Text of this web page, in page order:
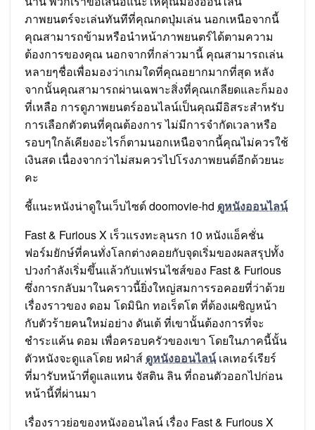
ภาพยนตร์จะเล่นทันทีที่คุณกดปุ่มเล่น นอกเหนือจากนี้
คุณสามารถข้ามหรือนำหน้าภาพยนตร์ได้ตามความ
ต้องการของคุณ นอกจากที่กล่าวมานี้ คุณสามารถเล่น
หลายๆชื่อเพื่อมองว่าเกมใดที่คุณอยากมากที่สุด หลัง
จากนั้นคุณสามารถผ่านเฉพาะสิ่งที่คุณเกลียดและก็มอง
ที่เหลือ การดูภาพยนตร์ออนไลน์เป็นคุณมีอิสระสำหรับ
การเลือกตัวตนที่คุณต้องการ ไม่มีการจำกัดเวลาหรือ
รอบๆใกล้เคียงอะไรก็ตามนอกเหนือจากนี้คุณไม่ควรใช้
เงินสด เนื่องจากว่าไม่สมควรไปโรงภาพยนต์อีกด้วยนะ
คะ
ชี้แนะหนังน่าดูในเว็บไซต์ doomovie-hd ดูหนังออนไลน์
Fast & Furious X เร็วแรงทะลุนรก 10 หนังแอ็คชั่น
ฟอร์มยักษ์ที่คนทั่งโลกต่างคอยกับจุดเริ่มของผลสรุปทั้ง
ปวงกำลังเริ่มขึ้นแล้วกับแฟรนไชส์ของ Fast & Furious
ซึ่งการกลับมาในคราวนี้ยิ่งใหญ่สมการรอคอยที่ว่าด้วย
เรื่องราวของ ดอม โดมินิก ทอเร็ตโต ที่ต้องเผชิญหน้า
กับตัวร้ายคนใหม่อย่าง ดันเต้ ที่เขานั้นต้องการที่จะ
ชำระแค้น ดอม เพื่อครอบครัวของเขา โดยในภาคนี้นั้น
ตัวหนังจะดูแลโดย หฝ่าส์ ดูหนังออนไลน์เลเทอร์เรียร์
ที่มารับหน้าที่ดูแลแทน จัสติน ลิน ที่ถอนตัวออกไปก่อน
หน้านี้ที่ผ่านมา
เรื่องราวย่อของหนังออนไลน์ เรื่อง Fast & Furious X